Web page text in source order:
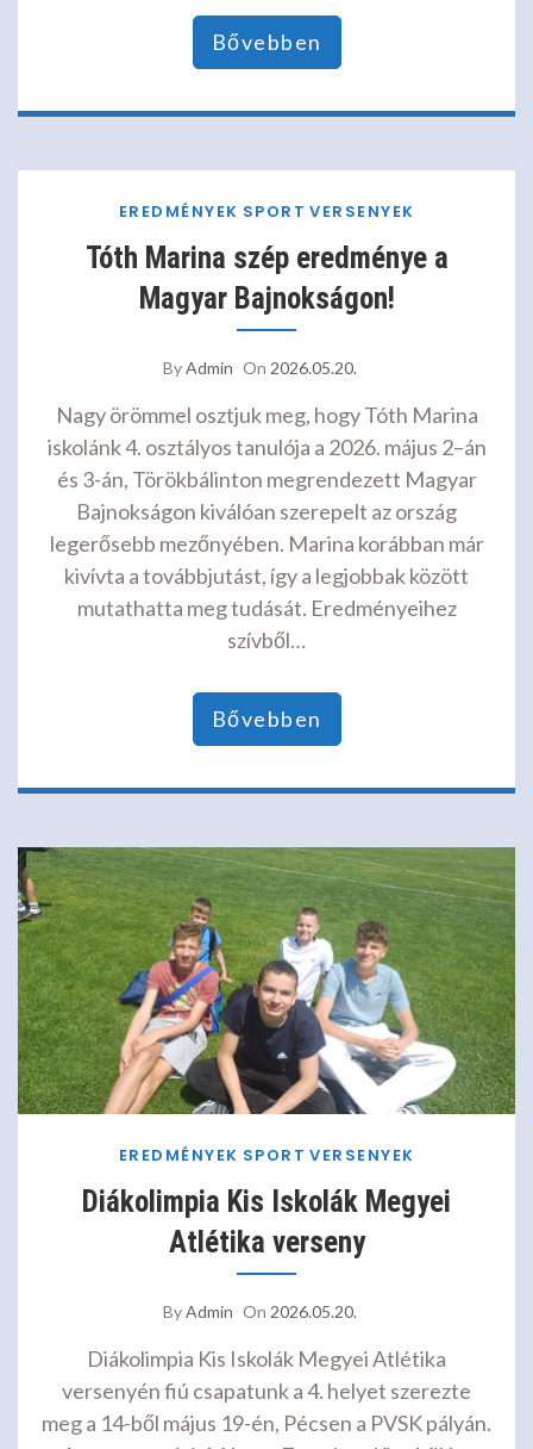
Bővebben
EREDMÉNYEK SPORT VERSENYEK
Tóth Marina szép eredménye a
Magyar Bajnokságon!
ByAdmin On 2026.05.20.
Nagy örömmel osztjuk meg, hogy Tóth Marina
iskolánk 4. osztályos tanulója a 2026. május 2–án
és 3-án, Törökbálinton megrendezett Magyar
Bajnokságon kiválóan szerepelt az ország
legerősebb mezőnyében. Marina korábban már
kivívta a továbbjutást, így a legjobbak között
mutathatta meg tudását. Eredményeihez
szívből…
Bővebben
EREDMÉNYEK SPORT VERSENYEK
Diákolimpia Kis Iskolák Megyei
Atlétika verseny
ByAdmin On 2026.05.20.
Diákolimpia Kis Iskolák Megyei Atlétika
versenyén fiú csapatunk a 4. helyet szerezte
meg a 14-ből május 19-én, Pécsen a PVSK pályán.